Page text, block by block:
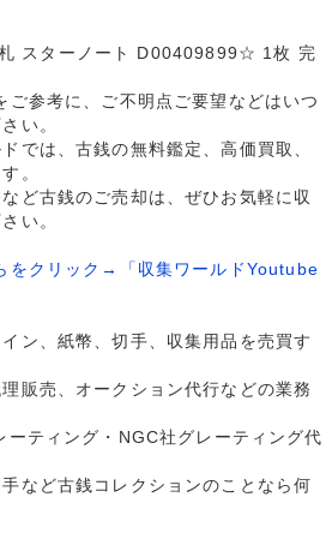
スターノート D00409899☆ 1枚 完
ご参考に、ご不明点ご要望などはいつ
い。
では、古銭の無料鑑定、高価買取、
。
ど古銭のご売却は、ぜひお気軽に収
い。
をクリック→「収集ワールドYoutube
ン、紙幣、切手、収集用品を売買す
販売、オークション代行などの業務
ーティング・NGC社グレーティング代
など古銭コレクションのことなら何